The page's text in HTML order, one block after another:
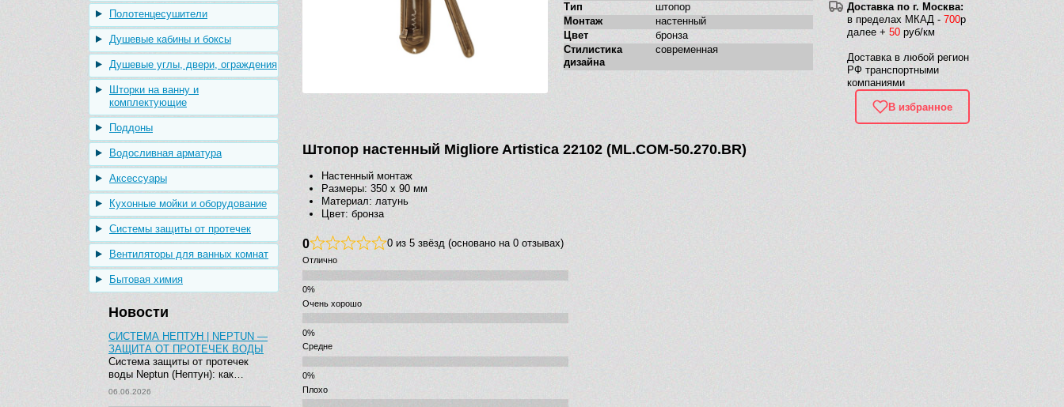
Полотенцесушители
Душевые кабины и боксы
Душевые углы, двери, ограждения
Шторки на ванну и
комплектующие
Поддоны
Водосливная арматура
Аксессуары
Кухонные мойки и оборудование
Системы защиты от протечек
Вентиляторы для ванных комнат
Бытовая химия
Новости
СИСТЕМА НЕПТУН | NEPTUN —
ЗАЩИТА ОТ ПРОТЕЧЕК ВОДЫ
Система защиты от протечек
воды Neptun (Нептун): как…
06.06.2026
Доставка по г. Москва:
в пределах МКАД - 700р
далее + 50 руб/км
Доставка в любой регион
РФ транспортными
компаниями
В избранное
Тип
штопор
Монтаж
настенный
Цвет
бронза
Стилистика
дизайна
современная
Штопор настенный Migliore Artistica 22102 (ML.COM-50.270.BR)
Настенный монтаж
Размеры: 350 х 90 мм
Материал: латунь
Цвет: бронза
0 0 из 5 звёзд (основано на 0 отзывах)
Отлично
Очень хорошо
Средне
Плохо